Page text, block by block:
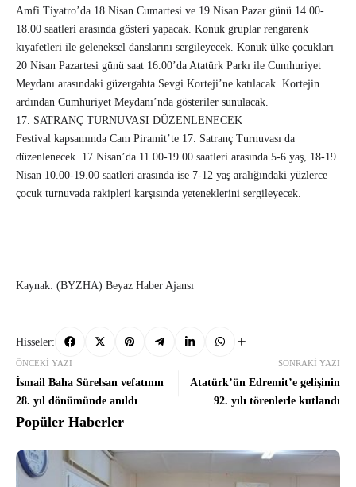
Amfi Tiyatro’da 18 Nisan Cumartesi ve 19 Nisan Pazar günü 14.00-
18.00 saatleri arasında gösteri yapacak. Konuk gruplar rengarenk
kıyafetleri ile geleneksel danslarını sergileyecek. Konuk ülke çocukları
20 Nisan Pazartesi günü saat 16.00’da Atatürk Parkı ile Cumhuriyet
Meydanı arasındaki güzergahta Sevgi Korteji’ne katılacak. Kortejin
ardından Cumhuriyet Meydanı’nda gösteriler sunulacak.
17. SATRANÇ TURNUVASI DÜZENLENECEK
Festival kapsamında Cam Piramit’te 17. Satranç Turnuvası da
düzenlenecek. 17 Nisan’da 11.00-19.00 saatleri arasında 5-6 yaş, 18-19
Nisan 10.00-19.00 saatleri arasında ise 7-12 yaş aralığındaki yüzlerce
çocuk turnuvada rakipleri karşısında yeteneklerini sergileyecek.
Kaynak: (BYZHA) Beyaz Haber Ajansı
Hisseler:
ÖNCEKI YAZI
İsmail Baha Sürelsan vefatının
28. yıl dönümünde anıldı
SONRAKI YAZI
Atatürk’ün Edremit’e gelişinin
92. yılı törenlerle kutlandı
Popüler Haberler